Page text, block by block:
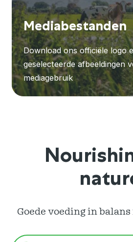
Mediabestanden
Download ons officiële logo
geselecteerde afbeeldingen
mediagebruik
Goede voeding in